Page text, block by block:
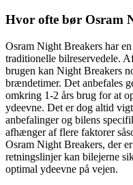
Hvor ofte bør Osram
Osram Night Breakers har
traditionelle bilreservedele.
brugen kan Night Breakers
brændetimer. Det anbefales
omkring 1-2 års brug for at
ydeevne. Det er dog altid
anbefalinger og bilens
afhænger af flere faktorer
Osram Night Breakers, der
retningslinjer kan bilejerne
optimal ydeevne på vejen.